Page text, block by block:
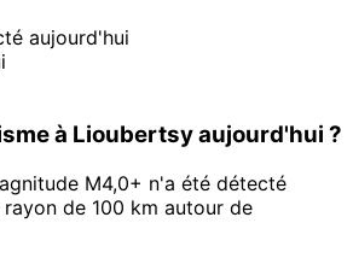
aujourd'hui
à Lioubertsy aujourd'hui ?
M4,0+ n'a été détecté
de 100 km autour de